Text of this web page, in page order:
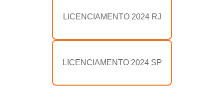
LICENCIAMENTO 2024 RJ
LICENCIAMENTO 2024 SP